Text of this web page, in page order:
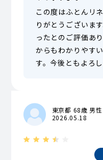
この度はふとんリ
りがとうございま
ったとのご評価あ
からもわかりやす
す。今後ともよろ
東京都 68歳 男性
2026.05.18